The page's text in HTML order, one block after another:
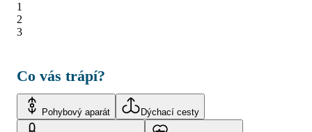
1
2
3
Co vás trápí?
Pohybový aparát Dýchací cesty